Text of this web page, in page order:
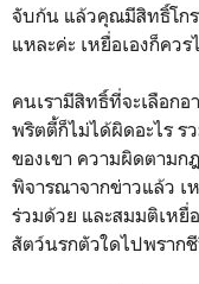
จับก้น แล้วคุณมีสิทธิ์โก
แหละค่ะ เหยื่อเองก็คว
คนเรามีสิทธิ์ที่จะเลือก
พริตตี้ก็ไม่ได้ผิดอะไร ร
ของเขา ความผิดตามก
พิจารณาจากข่าวแล้ว เ
ร่วมด้วย และสมมติเหยื่
สัตว์นรกตัวใดไปพราก